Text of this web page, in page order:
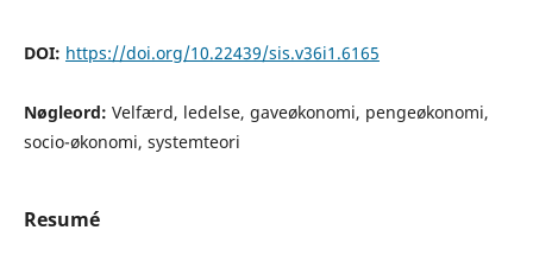
DOI: https://doi.org/10.22439/sis.v36i1.6165
Nøgleord: Velfærd, ledelse, gaveøkonomi, pengeøkonomi,
socio-økonomi, systemteori
Resumé